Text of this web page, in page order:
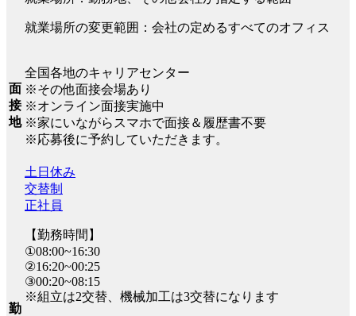
就業場所の変更範囲：会社の定めるすべてのオフィス
面
接
地
全国各地のキャリアセンター
※その他面接会場あり
※オンライン面接実施中
※家にいながらスマホで面接＆履歴書不要
※応募後に予約していただきます。
勤
土日休み
交替制
正社員
【勤務時間】
①08:00~16:30
②16:20~00:25
③00:20~08:15
※組立は2交替、機械加工は3交替になります